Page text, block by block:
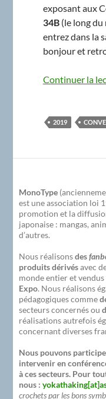
exposant aux
34B (le long
entrez dans la
bonjour et
Continuer la
2019
MonoType
est une association loi
promotion et la
japonaise : mangas,
d’autres.
Nous réalisonsdes
produits dérivésavec
monde entier et
Expo. Nous réalisons
pédagogiques comme
secteurs concernés ou
réalisations autrefois
concernant diverses
Nous pouvons
intervenir en
à ces secteurs. Pour
nous :
crochets par les bons